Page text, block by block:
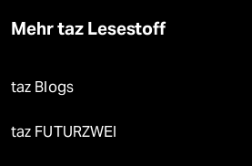
Mehr taz Lesestoff
taz Blogs
taz FUTURZWEI